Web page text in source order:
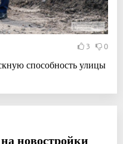
3 0
способность улицы
новостройки